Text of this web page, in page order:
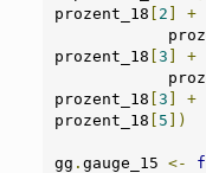
prozent_18 [ 2 ] +
prozent_18 [3 ] +
prozent_18 [3 ] +
prozent_18 [ 5 ])
gg .gauge_15 <-